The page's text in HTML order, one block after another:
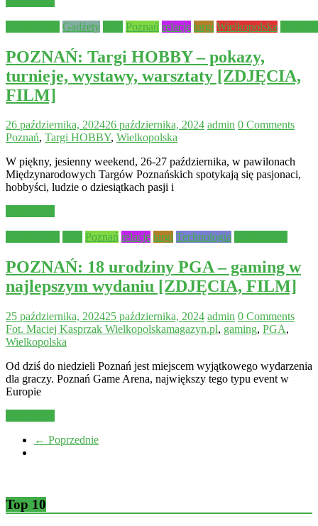
Gadżety Poznań relacje targi Wielkopolska
POZNAŃ: Targi HOBBY – pokazy,
turnieje, wystawy, warsztaty [ZDJĘCIA,
FILM]
26 października, 202426 października, 2024 admin 0 Comments
Poznań, Targi HOBBY, Wielkopolska
W piękny, jesienny weekend, 26-27 października, w pawilonach
Międzynarodowych Targów Poznańskich spotykają się pasjonaci,
hobbyści, ludzie o dziesiątkach pasji i
Poznań relacje targi Technologia
POZNAŃ: 18 urodziny PGA – gaming w
najlepszym wydaniu [ZDJĘCIA, FILM]
25 października, 202425 października, 2024 admin 0 Comments
Fot. Maciej Kasprzak Wielkopolskamagazyn.pl, gaming, PGA,
Wielkopolska
Od dziś do niedzieli Poznań jest miejscem wyjątkowego wydarzenia
dla graczy. Poznań Game Arena, największy tego typu event w
Europie
← Poprzednie
Top 10